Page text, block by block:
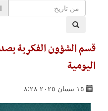
قسم الشؤون الفكرية
اليومية
١٥ نيسان ٢٠٢٥ ٨:٢٨